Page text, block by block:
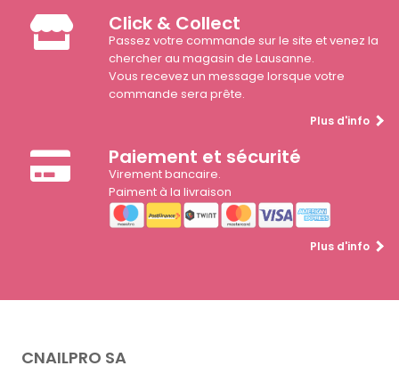
Click & Collect
Passez votre commande sur le site et venez la
chercher au magasin de Lausanne.
Vous recevez un message lorsque votre
commande sera prête.
Plus d'info
Paiement et sécurité
Virement bancaire.
Paiment à la livraison
Plus d'info
CNAILPRO SA